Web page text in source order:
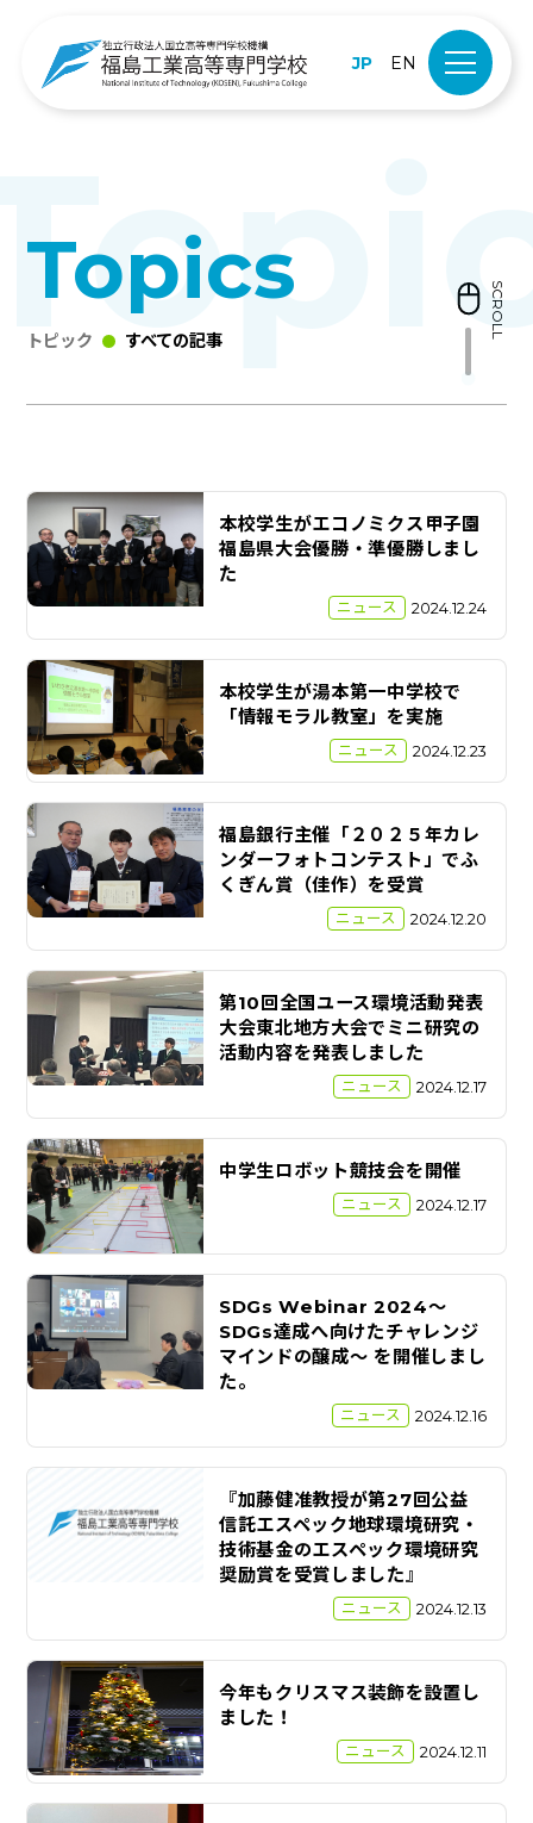
JP EN
Topics
トピック すべての記事
SCROLL
本校学生がエコノミクス甲子園
福島県大会優勝・準優勝しまし
た
ニュース 2024.12.24
本校学生が湯本第一中学校で
「情報モラル教室」を実施
ニュース 2024.12.23
福島銀行主催「２０２５年カレ
ンダーフォトコンテスト」でふ
くぎん賞（佳作）を受賞
ニュース 2024.12.20
第10回全国ユース環境活動発表
大会東北地方大会でミニ研究の
活動内容を発表しました
ニュース 2024.12.17
中学生ロボット競技会を開催
ニュース 2024.12.17
SDGs Webinar 2024～
SDGs達成へ向けたチャレンジ
マインドの醸成～ を開催しまし
た。
ニュース 2024.12.16
『加藤健准教授が第27回公益
信託エスペック地球環境研究・
技術基金のエスペック環境研究
奨励賞を受賞しました』
ニュース 2024.12.13
今年もクリスマス装飾を設置し
ました！
ニュース 2024.12.11